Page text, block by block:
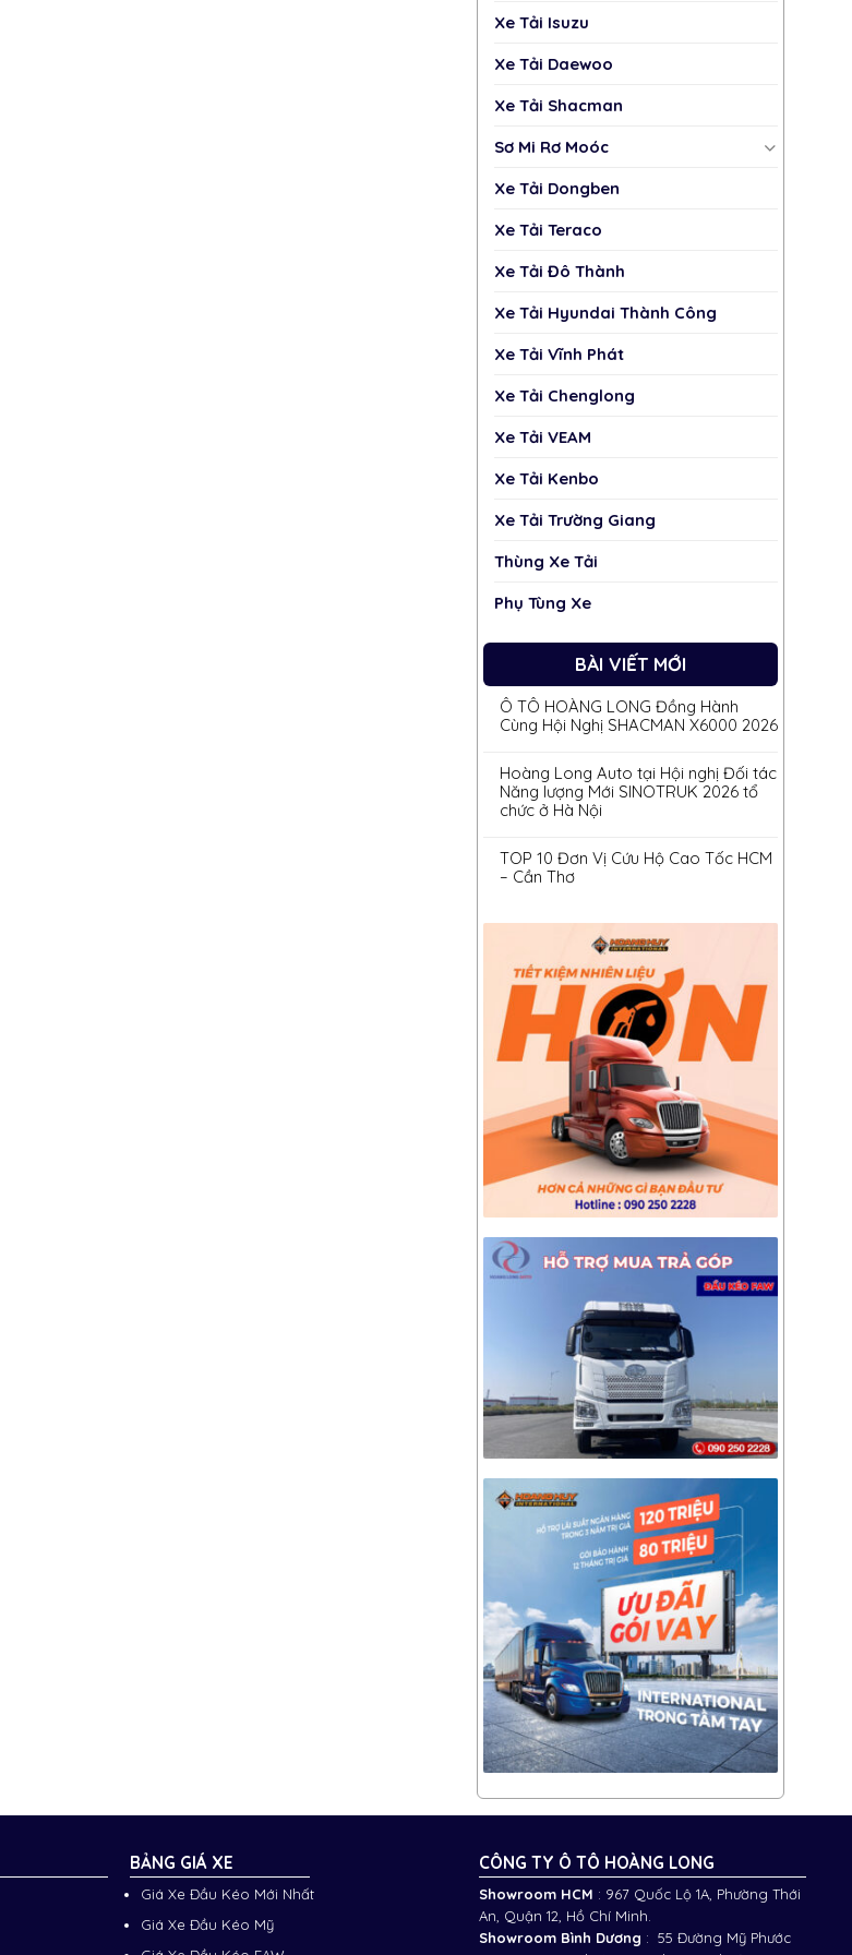
Xe Tải Isuzu
Xe Tải Daewoo
Xe Tải Shacman
Sơ Mi Rơ Moóc
Xe Tải Dongben
Xe Tải Teraco
Xe Tải Đô Thành
Xe Tải Hyundai Thành Công
Xe Tải Vĩnh Phát
Xe Tải Chenglong
Xe Tải VEAM
Xe Tải Kenbo
Xe Tải Trường Giang
Thùng Xe Tải
Phụ Tùng Xe
BÀI VIẾT MỚI
Ô TÔ HOÀNG LONG Đồng Hành
Cùng Hội Nghị SHACMAN X6000 2026
Hoàng Long Auto tại Hội nghị Đối tác
Năng lượng Mới SINOTRUK 2026 tổ
chức ở Hà Nội
TOP 10 Đơn Vị Cứu Hộ Cao Tốc HCM
– Cần Thơ
BẢNG GIÁ XE
Giá Xe Đầu Kéo Mới Nhất
Giá Xe Đầu Kéo Mỹ
CÔNG TY Ô TÔ HOÀNG LONG
Showroom HCM : 967 Quốc Lộ 1A, Phường Thới
An, Quận 12, Hồ Chí Minh.
Showroom Bình Dương : 55 Đường Mỹ Phước